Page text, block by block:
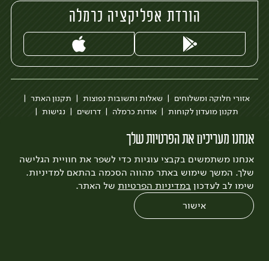
אנחנו מעריכים את הפרטיות שלך
אנחנו משתמשים בקבצי עוגיות כדי לשפר את חוויית הגלישה
שלך. המשך שימוש באתר מהווה הסכמה בהתאם למדיניות.
שימו לב לעדכון במדיניות הפרטיות של האתר.
אישור
הורדת אפליקציה כרמלה
אזורי חלוקה ומשלוחים שאלות ותשובות נפוצות
תקנון האתר
תקנון מועדון לקוחות
אודות כרמלה דרושים
נגישות
לצפייה בעדכון מדיניות פרטיות
עיצוב:3bears פיתוח:Quatro